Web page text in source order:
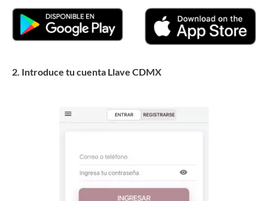
2. Introduce tu cuenta Llave CDMX